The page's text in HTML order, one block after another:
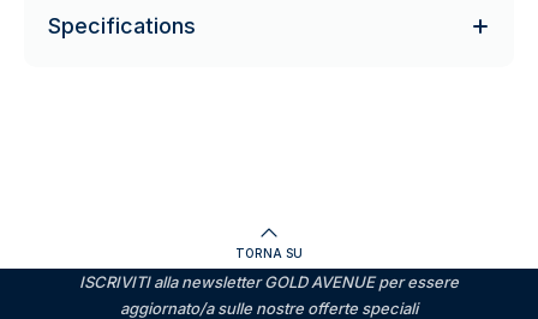
Specifications
TORNA SU
ISCRIVITI alla newsletter GOLD AVENUE per essere
aggiornato/a sulle nostre offerte speciali